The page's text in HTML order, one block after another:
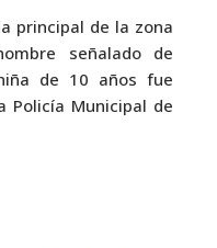
principal de la zona
señalado de
de 10 años fue
Policía Municipal de